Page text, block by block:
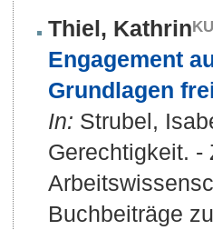
Thiel, Kathrin
Engagement
Grundlagen
In: Strubel,
Gerechtigkeit. -
Buchbeiträge